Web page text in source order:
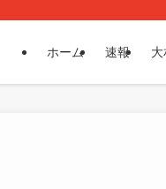
ホーム 速報